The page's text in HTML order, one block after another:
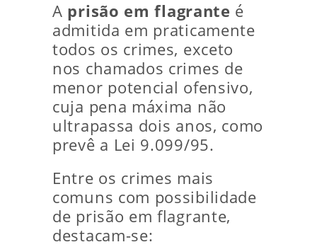
A prisão em flagrante é
admitida em praticamente
todos os crimes, exceto
nos chamados crimes de
menor potencial ofensivo,
cuja pena máxima não
ultrapassa dois anos, como
prevê a Lei 9.099/95.
Entre os crimes mais
comuns com possibilidade
de prisão em flagrante,
destacam-se: